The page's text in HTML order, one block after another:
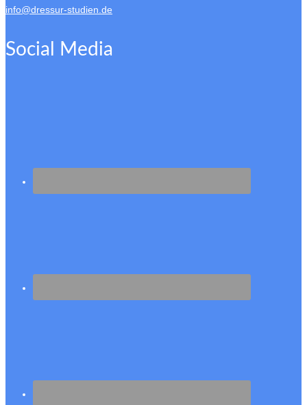
info@dressur-studien.de
Social Media